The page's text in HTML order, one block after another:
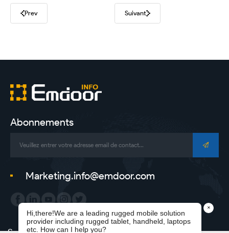
Prev Suivant
Abonnements
Marketing.info@emdoor.com